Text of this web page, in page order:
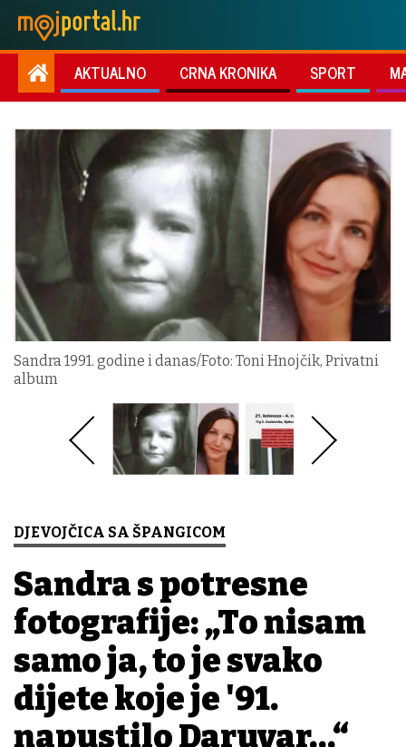
AKTUALNO CRNA KRONIKA SPORT
Sandra 1991. godine i danas/Foto: Toni Hnojčik, Privatni
album
DJEVOJČICA SA ŠPANGICOM
Sandra s potresne
fotografije: „To nisam
samo ja, to je svako
dijete koje je '91.
napustilo Daruvar…“